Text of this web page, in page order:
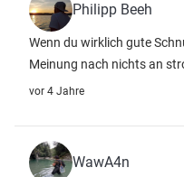
Philipp Beeh
Wenn du wirklich gute
Meinung nach nichts an
vor 4 Jahre
WawA4n